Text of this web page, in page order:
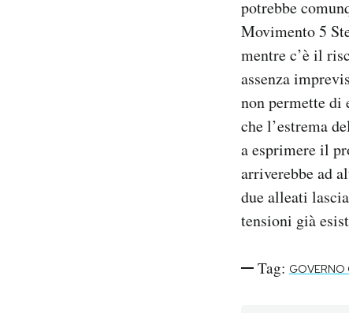
potrebbe
Movimento 5
mentre c’è il
assenza
non permette di
che l’estrema
a esprimere il
arriverebbe ad
due alleati
tensioni già
Tag: GOVERNO